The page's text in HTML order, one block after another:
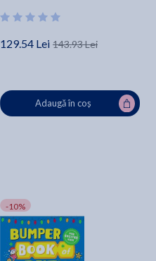
129.54 Lei 143.93 Lei
Adaugă în coș
-10%